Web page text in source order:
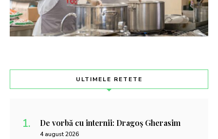
ULTIMELE RETETE
De vorbă cu internii: Dragoș Gherasim
4 august 2026